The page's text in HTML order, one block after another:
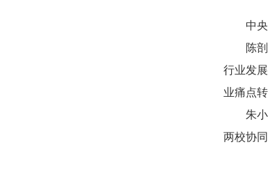
中
陈
行业发
业痛点
朱
两校协